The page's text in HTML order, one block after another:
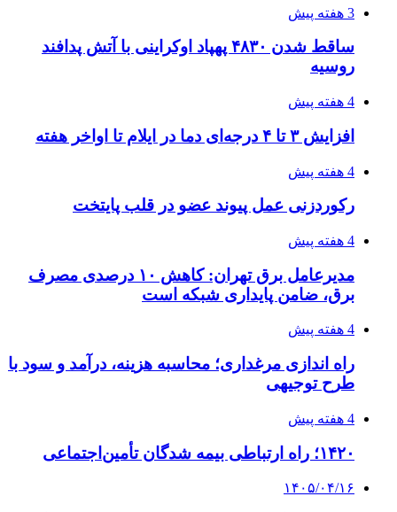
3 هفته پیش
ساقط شدن ۴۸۳۰ پهپاد اوکراینی با آتش پدافند
روسیه
4 هفته پیش
افزایش ۳ تا ۴ درجه‌ای دما در ایلام تا اواخر هفته
4 هفته پیش
رکوردزنی عمل پیوند عضو در قلب پایتخت
4 هفته پیش
مدیرعامل برق تهران: کاهش ۱۰ درصدی مصرف
برق، ضامن پایداری شبکه است
4 هفته پیش
راه اندازی مرغداری؛ محاسبه هزینه، درآمد و سود با
طرح توجیهی
4 هفته پیش
۱۴۲۰؛ راه ارتباطی بیمه شدگان تأمین‌اجتماعی
۱۴۰۵/۰۴/۱۶